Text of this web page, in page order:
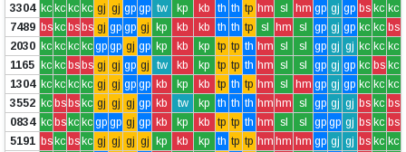
3304 kc kc kc kc gj gj gp gp tw kp kb th th tp hm sl hm gp gj gp bs kc kc
7489 bskc bsbs gj gp gp gj kp kb kb th th tp sl hm sl gp gj gp kc kc bs
2030 kc kc kc kc gp gp gj gp kp kb kp tp tp th hm sl sl gp gj gj kc kc kc
1165 kc kc bsbs gj gj gp gj tw kb kp tp tp th hm sl sl gp gj gp kc bs kc
1304 kc kc kc kc gj gj gp gp kb kp kb tp th tp hm sl hm gp gj gp kc kc kc
3552 kc bsbskc gj gj gj gp kb tw kp th th th hm hm sl gp gj gj bs kc bs
0834 kc bskc kc gp gp gj gp kb kp kb tp tp th hm sl sl gp gp gj bs kc bs
5191 bskc bskc gj gj gj gj kp kb kp th tp tp hm hm hm gp gj gj bs kc kc